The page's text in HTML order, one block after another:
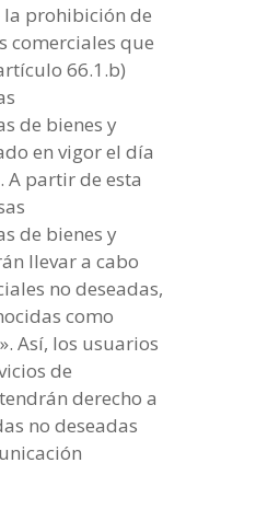
prohibición de
comerciales que
66.1.b)
de bienes y
en vigor el día
A partir de esta
de bienes y
llevar a cabo
no deseadas,
como
Así, los usuarios
de
derecho a
no deseadas